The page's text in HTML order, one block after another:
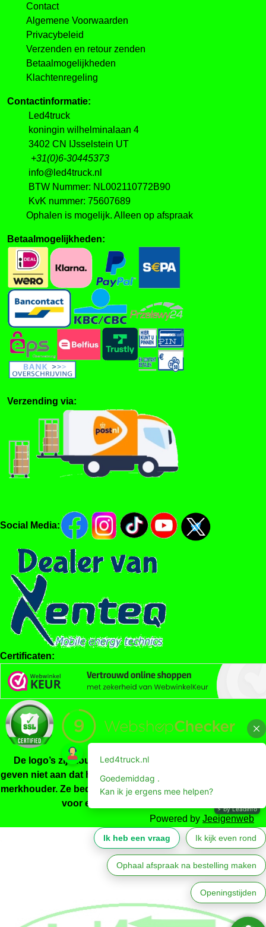
Contact
Algemene Voorwaarden
Privacybeleid
Verzenden en retour zenden
Betaalmogelijkheden
Klachtenregeling
Contactinformatie:
Led4truck
koningin wilhelminalaan 4
3402 CN IJsselstein UT
+31(0)6-30445373
info@led4truck.nl
BTW Nummer: NL002110772B90
KvK nummer: 75607689
Ophalen is mogelijk. Alleen op afspraak
Betaalmogelijkheden:
Verzending via:
Social Media:
Certificaten:
De logo’s zijn louter indicatief, ze zijn niet origineel en
geven niet aan dat het product gemaakt/gekeurd is door de
merkhouder. Ze beduiden enkel dat het product geschikt is
voor een bepaald merkvoertuig.
Powered by Jeeigenweb